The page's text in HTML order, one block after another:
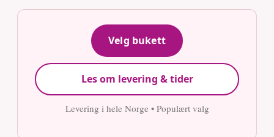
Velg bukett
Les om levering & tider
Levering i hele Norge • Populært valg